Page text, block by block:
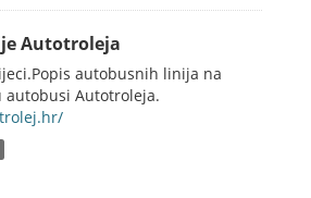
Autotroleja
autobusnih linija na
Autotroleja.